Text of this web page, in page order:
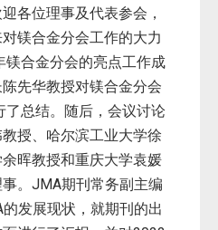
各位理事及代表参会，
镁合金分会工作的大力
合金分会的亮点工作成
先华教授对镁合金分会
总结。随后，会议讨论
授、哈尔滨工业大学徐
晖教授和重庆大学袁媛
。JMA期刊常务副主编
发展现状，就期刊的出